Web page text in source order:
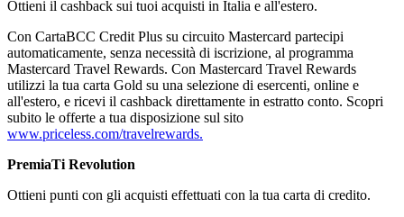
Ottieni il cashback sui tuoi acquisti in Italia e all'estero.
Con CartaBCC Credit Plus su circuito Mastercard partecipi
automaticamente, senza necessità di iscrizione, al programma
Mastercard Travel Rewards. Con Mastercard Travel Rewards
utilizzi la tua carta Gold su una selezione di esercenti, online e
all'estero, e ricevi il cashback direttamente in estratto conto. Scopri
subito le offerte a tua disposizione sul sito
www.priceless.com/travelrewards.
PremiaTi Revolution
Ottieni punti con gli acquisti effettuati con la tua carta di credito.